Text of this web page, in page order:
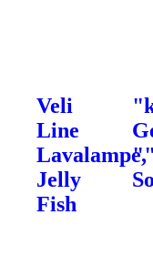
Veli
Line
Lavalampe,
Jelly
Fish